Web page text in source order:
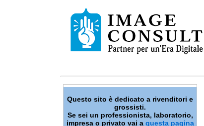
Questo sito è dedicato a rivenditori e
grossisti.
Se sei un professionista, laboratorio,
impresa o privato vai a questa pagina